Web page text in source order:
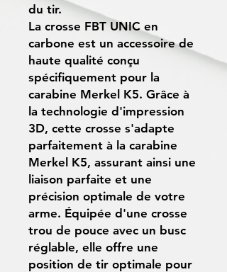
du tir.
La crosse FBT UNIC en
carbone est un accessoire de
haute qualité conçu
spécifiquement pour la
carabine Merkel K5. Grâce à
la technologie d'impression
3D, cette crosse s'adapte
parfaitement à la carabine
Merkel K5, assurant ainsi une
liaison parfaite et une
précision optimale de votre
arme. Équipée d'une crosse
trou de pouce avec un busc
réglable, elle offre une
position de tir optimale pour